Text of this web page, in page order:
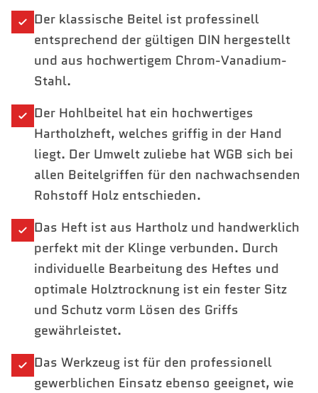
Der klassische Beitel ist professinell
entsprechend der gültigen DIN hergestellt
und aus hochwertigem Chrom-Vanadium-
Stahl.
Der Hohlbeitel hat ein hochwertiges
Hartholzheft, welches griffig in der Hand
liegt. Der Umwelt zuliebe hat WGB sich bei
allen Beitelgriffen für den nachwachsenden
Rohstoff Holz entschieden.
Das Heft ist aus Hartholz und handwerklich
perfekt mit der Klinge verbunden. Durch
individuelle Bearbeitung des Heftes und
optimale Holztrocknung ist ein fester Sitz
und Schutz vorm Lösen des Griffs
gewährleistet.
Das Werkzeug ist für den professionell
gewerblichen Einsatz ebenso geeignet, wie